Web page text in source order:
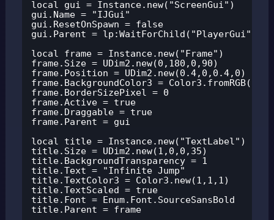
local gui = Instance.new("ScreenGui")
gui.Name = "IJGui"
gui.ResetOnSpawn = false
gui.Parent = lp:WaitForChild("PlayerGui")
local frame = Instance.new("Frame")
frame.Size = UDim2.new(0,180,0,90)
frame.Position = UDim2.new(0.4,0,0.4,0)
frame.BackgroundColor3 =
frame.BorderSizePixel = 0
frame.Active = true
frame.Draggable = true
frame.Parent = gui
local title = Instance.new("TextLabel")
title.Size = UDim2.new(1,0,0,35)
title.BackgroundTransparency = 1
title.Text = "Infinite Jump"
title.TextColor3 = Color3.new(1,1,1)
title.TextScaled = true
title.Font = Enum.Font.SourceSansBold
title.Parent = frame